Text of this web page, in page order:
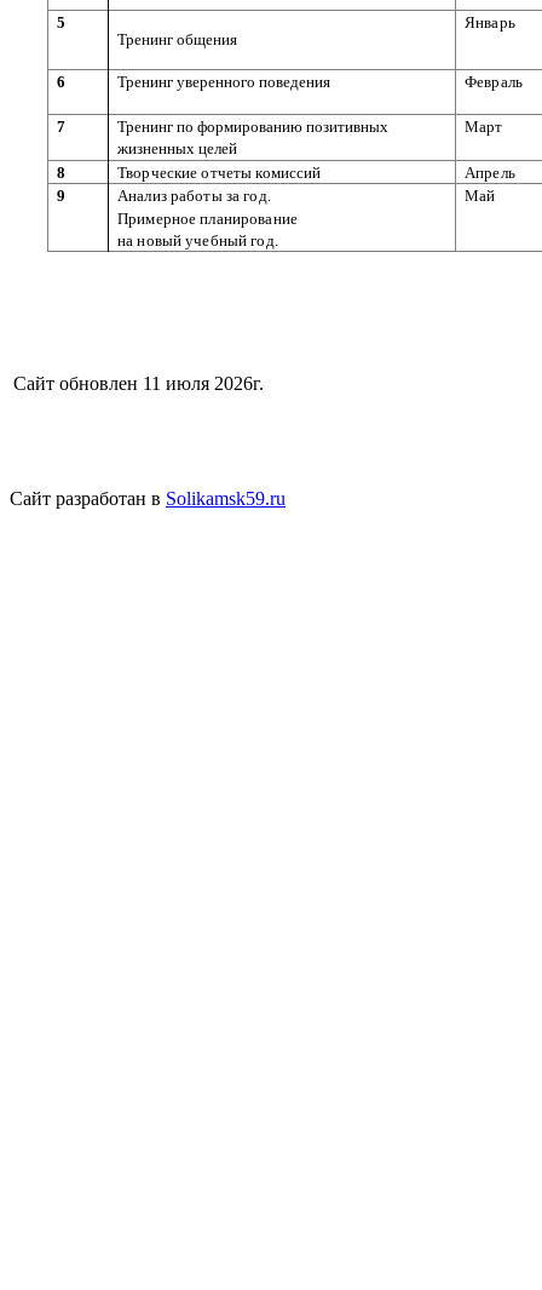
5
Тренинг общения
Январь
6 Тренинг уверенного поведения Февраль
7
Тренинг по формированию позитивных
жизненных целей
Март
8 Творческие отчеты комиссий
Апрель
9
Анализ работы за год.
Примерное планирование
на новый учебный год.
Май
Сайт обновлен 11 июля 2026г.
Сайт разработан в Solikamsk59.ru